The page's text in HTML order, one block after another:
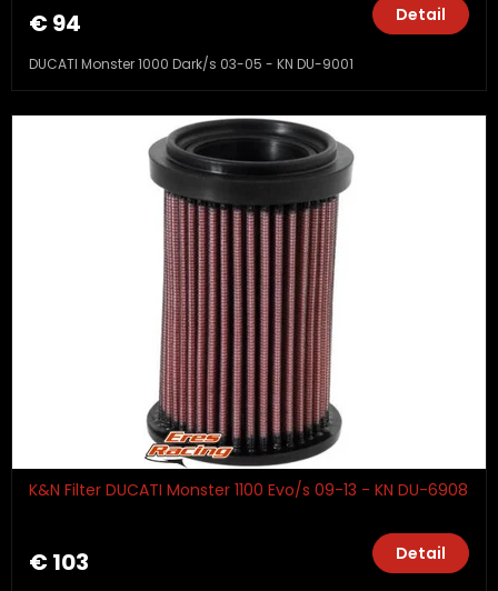
€ 94 Detail
DUCATI Monster 1000 Dark/s 03-05 - KN DU-9001
K&N Filter DUCATI Monster 1100 Evo/s 09-13 - KN DU-6908
€ 103 Detail